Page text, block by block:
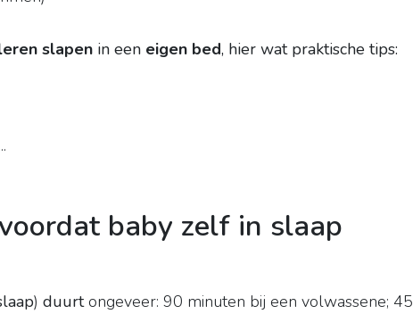
slapen in een eigen bed, hier wat praktische tips:
baby zelf in slaap
) duurtongeveer: 90 minuten bij een volwassene; 45